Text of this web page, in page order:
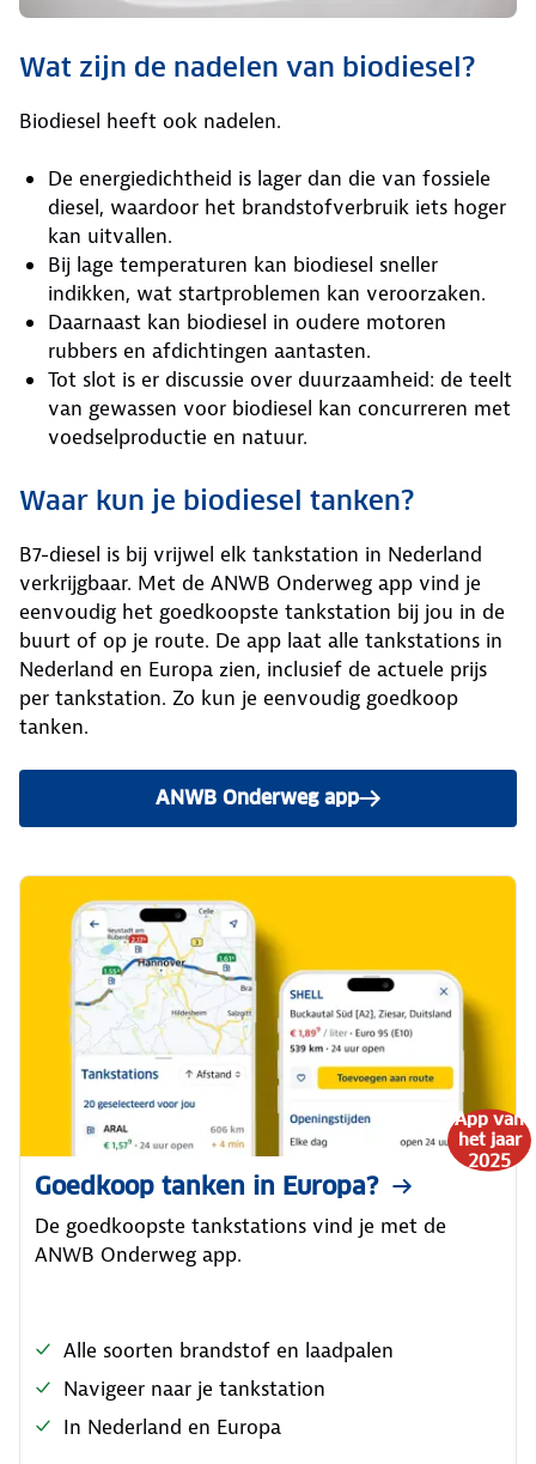
Wat zijn de nadelen van biodiesel?
Biodiesel heeft ook nadelen.
De energiedichtheid is lager dan die van fossiele
diesel, waardoor het brandstofverbruik iets hoger
kan uitvallen.
Bij lage temperaturen kan biodiesel sneller
indikken, wat startproblemen kan veroorzaken.
Daarnaast kan biodiesel in oudere motoren
rubbers en afdichtingen aantasten.
Tot slot is er discussie over duurzaamheid: de teelt
van gewassen voor biodiesel kan concurreren met
voedselproductie en natuur.
Waar kun je biodiesel tanken?
B7-diesel is bij vrijwel elk tankstation in Nederland
verkrijgbaar. Met de ANWB Onderweg app vind je
eenvoudig het goedkoopste tankstation bij jou in de
buurt of op je route. De app laat alle tankstations in
Nederland en Europa zien, inclusief de actuele prijs
per tankstation. Zo kun je eenvoudig goedkoop
tanken.
ANWB Onderweg app
App van
het jaar
2025
Goedkoop tanken in Europa?
De goedkoopste tankstations vind je met de
ANWB Onderweg app.
Alle soorten brandstof en laadpalen
Navigeer naar je tankstation
In Nederland en Europa